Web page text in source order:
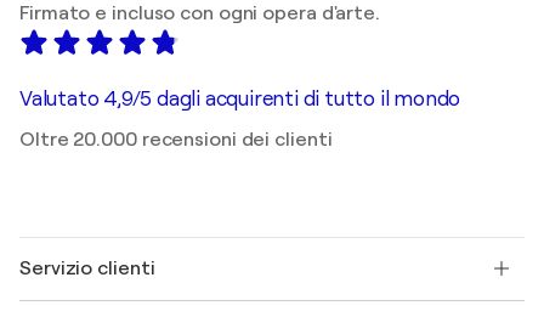
Firmato e incluso con ogni opera d'arte.
Valutato 4,9/5 dagli acquirenti di tutto il mondo
Oltre 20.000 recensioni dei clienti
Servizio clienti